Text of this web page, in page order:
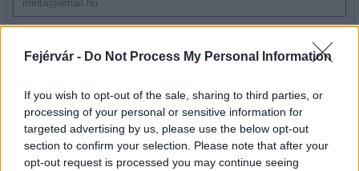
Fejérvár - Do Not Process My Personal Information
If you wish to opt-out of the sale, sharing to third parties, or
processing of your personal or sensitive information for
targeted advertising by us, please use the below opt-out
section to confirm your selection. Please note that after your
opt-out request is processed you may continue seeing
szabályzatot!
LEGFRISSEBB